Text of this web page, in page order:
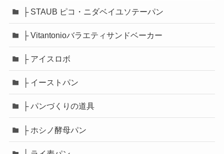
├ STAUB ピコ・ニダベイユソテーパン
├ Vitantonioバラエティサンドベーカー
├ アイスロボ
├ イーストパン
├ パンづくりの道具
├ ホシノ酵母パン